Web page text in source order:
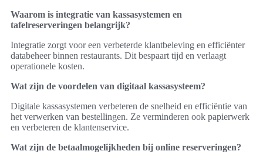
Waarom is integratie van kassasystemen en
tafelreserveringen belangrijk?
Integratie zorgt voor een verbeterde klantbeleving en efficiënter
databeheer binnen restaurants. Dit bespaart tijd en verlaagt
operationele kosten.
Wat zijn de voordelen van digitaal kassasysteem?
Digitale kassasystemen verbeteren de snelheid en efficiëntie van
het verwerken van bestellingen. Ze verminderen ook papierwerk
en verbeteren de klantenservice.
Wat zijn de betaalmogelijkheden bij online reserveringen?